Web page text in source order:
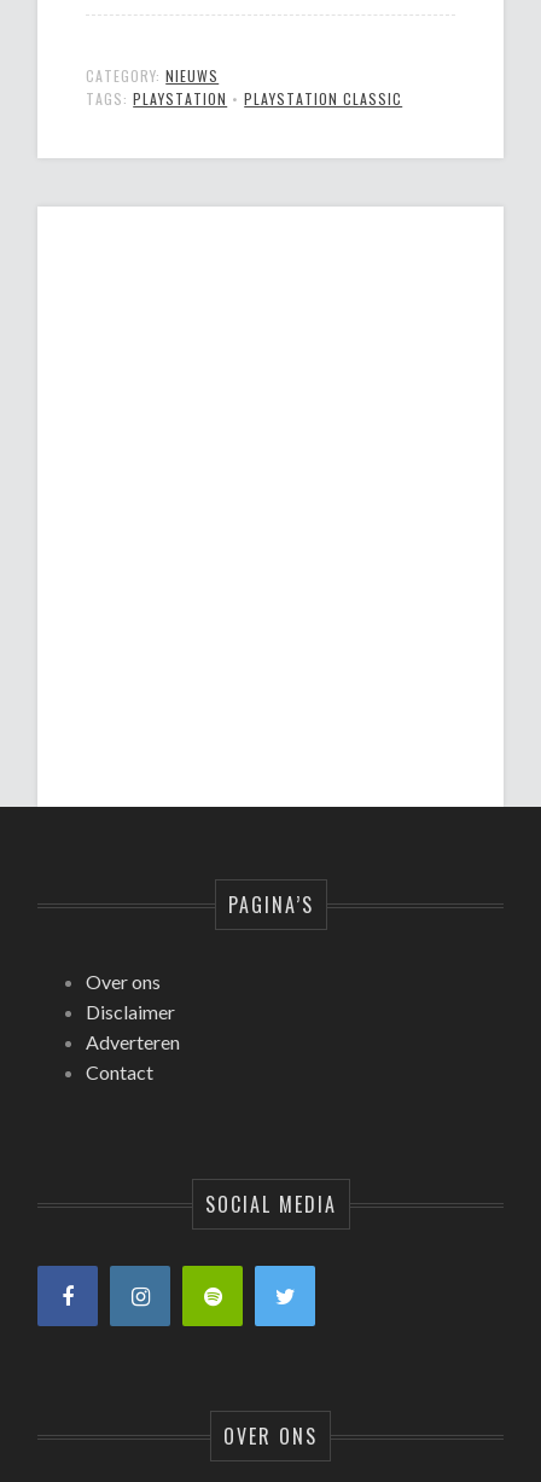
CATEGORY:NIEUWS
TAGS:PLAYSTATION •PLAYSTATION CLASSIC
PAGINA’S
Over ons
Disclaimer
Adverteren
Contact
SOCIAL MEDIA
OVER ONS